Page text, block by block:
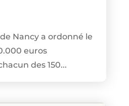
Nancy a ordonné le
euros
des 150...